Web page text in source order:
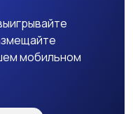
мобильном